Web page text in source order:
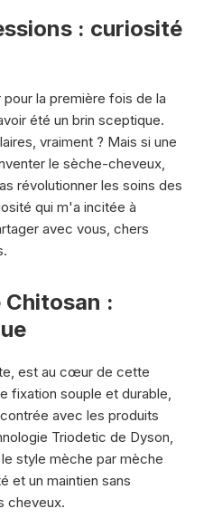
: curiosité
la première fois de la
été un brin sceptique.
vraiment ? Mais si une
le sèche-cheveux,
révolutionner les soins des
qui m'a incitée à
avec vous, chers
Chitosan :
est au cœur de cette
fixation souple et durable,
avec les produits
Triodetic de Dyson,
style mèche par mèche
et un maintien sans
cheveux.